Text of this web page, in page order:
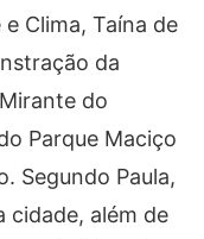
Clima, Taína de
da
do
Parque Maciço
Segundo Paula,
cidade, além de